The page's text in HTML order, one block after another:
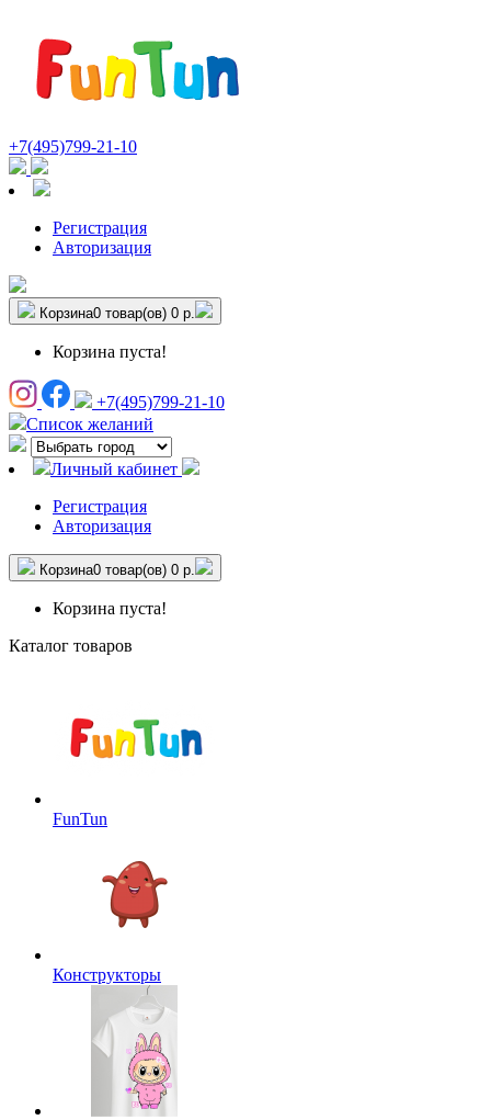
+7(495)799-21-10
Регистрация
Авторизация
Корзина0 товар(ов) 0 р.
Корзина пуста!
+7(495)799-21-10
Список желаний
Личный кабинет
Регистрация
Авторизация
Корзина0 товар(ов) 0 р.
Корзина пуста!
Каталог товаров
FunTun
Конструкторы